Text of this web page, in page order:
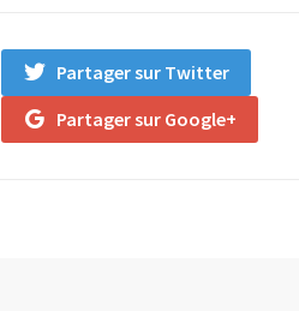
Partager sur Twitter
Partager sur Google+